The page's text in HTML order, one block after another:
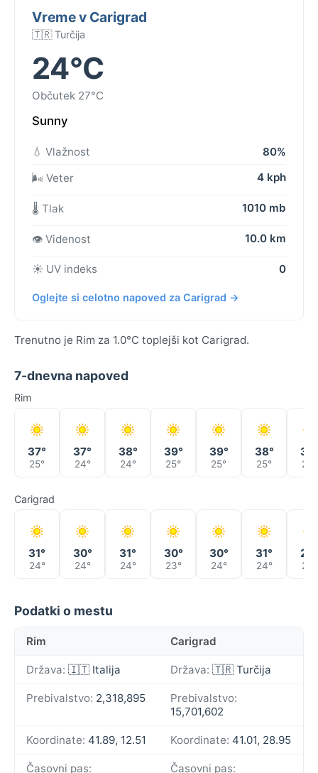
Vreme v Carigrad
🇹🇷 Turčija
24°C
Občutek 27°C
Sunny
💧 Vlažnost
80%
🌬️ Veter
4 kph
🌡️ Tlak 1010 mb
👁️ Videnost 10.0 km
☀️ UV indeks 0
Oglejte si celotno napoved za Carigrad →
Trenutno je Rim za 1.0°C toplejši kot Carigrad.
7-dnevna napoved
Rim
37°
25°
37°
24°
38°
24°
39°
25°
39°
25°
38°
25° 24°
Carigrad
31°
24°
30°
24°
31°
24°
30°
23°
30°
24°
31°
24° 24°
Podatki o mestu
Rim Carigrad
Država: 🇮🇹 Italija Država: 🇹🇷 Turčija
Prebivalstvo: 2,318,895
Prebivalstvo:
15,701,602
Koordinate: 41.89, 12.51 Koordinate: 41.01, 28.95
Časovni pas: Časovni pas: